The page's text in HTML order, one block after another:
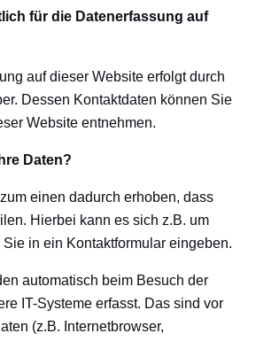
für die Datenerfassung auf
auf dieser Website erfolgt durch
Dessen Kontaktdaten können Sie
Website entnehmen.
Daten?
einen dadurch erhoben, dass
Hierbei kann es sich z.B. um
in ein Kontaktformular eingeben.
automatisch beim Besuch der
IT-Systeme erfasst. Das sind vor
(z.B. Internetbrowser,